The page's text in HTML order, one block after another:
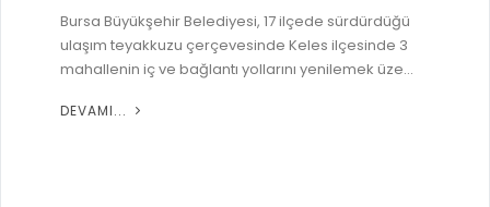
Bursa Büyükşehir Belediyesi, 17 ilçede sürdürdüğü
ulaşım teyakkuzu çerçevesinde Keles ilçesinde 3
mahallenin iç ve bağlantı yollarını yenilemek üze...
DEVAMI...